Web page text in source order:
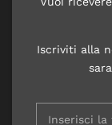
Iscriviti alla
ISCRIVITI